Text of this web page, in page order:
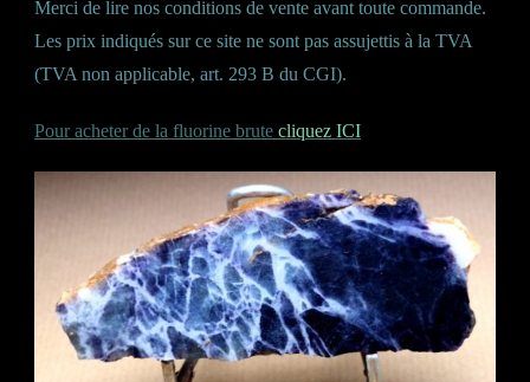
Merci de lire nos conditions de vente avant toute commande.
Les prix indiqués sur ce site ne sont pas assujettis à la TVA
(TVA non applicable, art. 293 B du CGI).
Pour acheter de la fluorine brute cliquez ICI